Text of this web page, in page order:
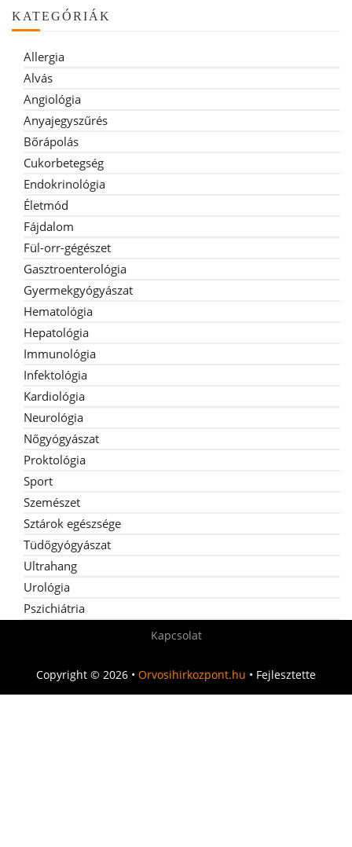
KATEGÓRIÁK
Allergia
Alvás
Angiológia
Anyajegyszűrés
Bőrápolás
Cukorbetegség
Endokrinológia
Életmód
Fájdalom
Fül-orr-gégészet
Gasztroenterológia
Gyermekgyógyászat
Hematológia
Hepatológia
Immunológia
Infektológia
Kardiológia
Neurológia
Nőgyógyászat
Proktológia
Sport
Szemészet
Sztárok egészsége
Tüdőgyógyászat
Ultrahang
Urológia
Pszichiátria
Kapcsolat
Copyright © 2026 • Orvosihirkozpont.hu • Fejlesztette